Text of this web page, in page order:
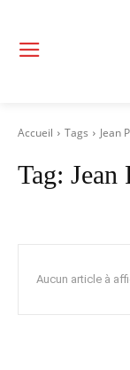
Accueil Tags Jean
Tag: Jean
Aucun article à